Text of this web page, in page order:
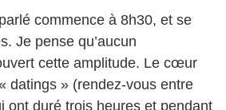
commence à 8h30, et se
Je pense qu’aucun
cette amplitude. Le cœur
datings » (rendez-vous entre
ont duré trois heures et pendant